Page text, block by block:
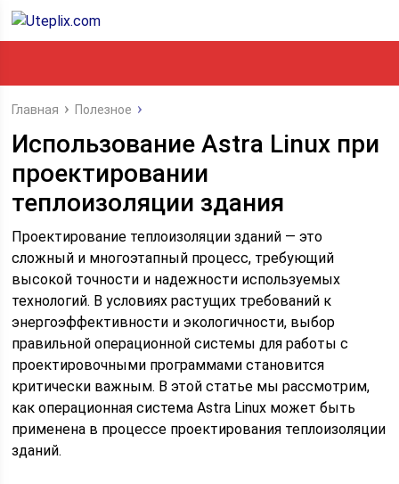
Главная Полезное
Использование Astra Linux при
проектировании
теплоизоляции здания
Проектирование теплоизоляции зданий — это
сложный и многоэтапный процесс, требующий
высокой точности и надежности используемых
технологий. В условиях растущих требований к
энергоэффективности и экологичности, выбор
правильной операционной системы для работы с
проектировочными программами становится
критически важным. В этой статье мы рассмотрим,
как операционная система Astra Linux может быть
применена в процессе проектирования теплоизоляции
зданий.